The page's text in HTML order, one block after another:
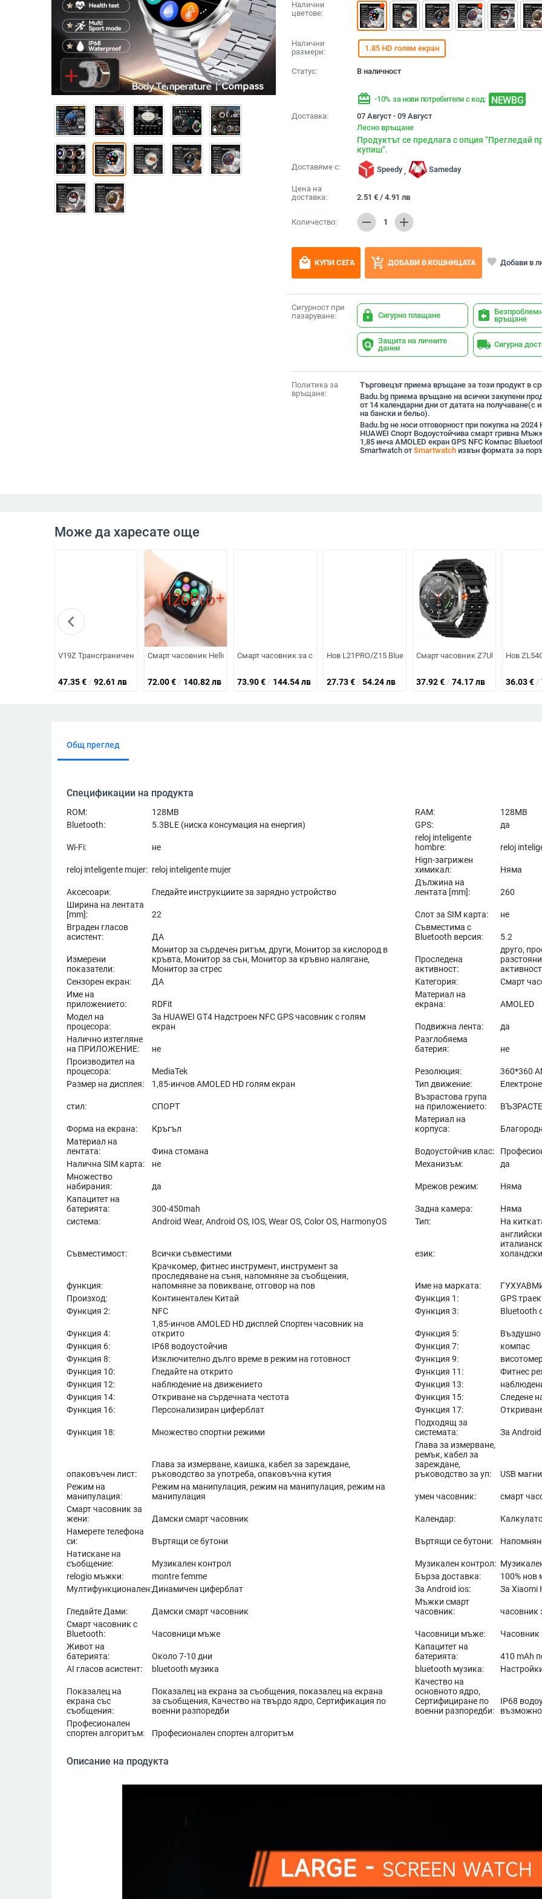
Налични
цветове:
Налични
размери:
1.85 HD голям екран
Статус: В наличност
redeem -10% за нови потребители с код: NEWBG
Доставка:
07 Август - 09 Август
Лесно връщане
Продуктът се предлага с опция "Прегледай
купиш".
Доставяме с: Speedy , Sameday
Цена на
доставка:
2.51 € / 4.91 лв
Количество: remove 1 add
local_mall КУПИ СЕГА add_shopping_cart ДОБАВИ В КОШНИЦАТА favorite Добави в
Сигурност при
пазаруване:
lock Сигурно плащане assignment_return връщане
policy Защита на личните
данни
local_shipping Сигурна
Политика за
връщане:
Търговецът приема връщане за този продукт в
Badu.bg приема връщане на всички закупени
от 14 календарни дни от датата на получаване(с
на бански и бельо).
Badu.bg не носи отговорност при покупка на 2024
HUAWEI Спорт Водоустойчива смарт гривна
1,85 инча AMOLED екран GPS NFC Компас
Smartwatch отSmartwatchизвън формата за
Може да харесате още
V19Z Трансграничен популярен спортен смарт часовник, отговарящ на повиквания, пулс, кръвно налягане, сън, снимане и
47.35€ / 92.61 лв
Смарт часовник Hello Plum H26Pro+ с AMOLED дисплей, алуминиев корпус, NFC функция, сензори за
72.00€ / 140.82 лв
Смарт часовник за спорт и здраве: мониторинг на сърдечния ритъм, брояч на
73.90€ / 144.54 лв
Нов L21PRO/Z15 Bluetooth смарт часовник 2.01 HD с
27.73€ / 54.24 лв
Смарт часовник Z7Ultra
37.92€ / 74.17 лв
Нов
36.03€ /
chevron_left
Общ преглед
Спецификации на продукта
ROM: 128MB RAM:
128MB
Bluetooth:
5.3BLE (ниска консумация на енергия) GPS: да
Wi-Fi: не
reloj inteligente
hombre:
reloj
reloj inteligente mujer: reloj inteligente mujer
Hign-загрижен
химикал:
Няма
Аксесоари: Гледайте инструкциите за зарядно устройство
Дължина на
лентата [mm]:
260
Ширина на лентата
[mm]:
22 Слот за SIM карта:
не
Вграден гласов
асистент:
ДА
Съвместима с
Bluetooth версия:
5.2
Измерени
показатели:
Монитор за сърдечен ритъм, други, Монитор за кислород в
кръвта, Монитор за сън, Монитор за кръвно налягане,
Монитор за стрес
Проследена
активност:
друго,
активност
Сензорен екран:
ДА Категория:
Смарт
Име на
приложението:
RDFit
Материал на
екрана:
AMOLED
Модел на
процесора:
За HUAWEI GT4 Надстроен NFC GPS часовник с голям
екран
Подвижна лента:
да
Налично изтегляне
на ПРИЛОЖЕНИЕ:
не
Разглобяема
батерия:
не
Производител на
процесора:
MediaTek Резолюция:
360*360
Размер на дисплея:
1,85-инчов AMOLED HD голям екран Тип движение:
стил: СПОРТ
Възрастова група
на приложението:
Форма на екрана: Кръгъл
Материал на
корпуса:
Материал на
лентата:
Фина стомана Водоустойчив клас:
Налична SIM карта:
не Механизъм:
да
Множество
набирания:
да Мрежов режим:
Няма
Капацитет на
батерията:
300-450mah Задна камера:
Няма
система:
Android Wear, Android OS, IOS, Wear OS, Color OS, HarmonyOS Тип: На
Съвместимост: Всички съвместими език:
функция:
Крачкомер, фитнес инструмент, инструмент за
проследяване на съня, напомняне за съобщения,
напомняне за повикване, отговор на пов
Име на марката:
Произход:
Континентален Китай Функция 1:
GPS
Функция 2:
NFC Функция 3: Bluetooth
Функция 4:
1,85-инчов AMOLED HD дисплей Спортен часовник на
открито
Функция 5:
Въздушно
Функция 6:
IP68 водоустойчив Функция 7:
компас
Функция 8:
Изключително дълго време в режим на готовност Функция 9:
Функция 10:
Гледайте на открито Функция 11:
Фитнес
Функция 12:
наблюдение на движението Функция 13:
Функция 14:
Откриване на сърдечната честота Функция 15:
Следене
Функция 16:
Персонализиран циферблат Функция 17:
Функция 18: Множество спортни режими
Подходящ за
системата:
За Android
опаковъчен лист:
Глава за измерване, каишка, кабел за зареждане,
ръководство за употреба, опаковъчна кутия
Глава за измерване,
ремък, кабел за
зареждане,
ръководство за уп:
USB
Режим на
манипулация:
Режим на манипулация, режим на манипулация, режим на
манипулация
умен часовник:
смарт
Смарт часовник за
жени:
Дамски смарт часовник Календар:
Намерете телефона
си:
Въртящи се бутони Въртящи се бутони:
Натискане на
съобщение:
Музикален контрол Музикален контрол:
relogio мъжки:
montre femme Бърза доставка:
100% нов
Мултифункционален:Динамичен циферблат За Android ios: За Xiaomi
Гледайте Дами: Дамски смарт часовник
Мъжки смарт
часовник:
часовник
Смарт часовник с
Bluetooth:
Часовници мъже Часовници мъже:
Живот на
батерията:
Около 7-10 дни
Капацитет на
батерията:
410 mAh
AI гласов асистент:
bluetooth музика bluetooth музика:
Показалец на
екрана със
съобщения:
Показалец на екрана за съобщения, показалец на екрана
за съобщения, Качество на твърдо ядро, Сертификация по
военни разпоредби
Качество на
основното ядро,
Сертифициране по
военни разпоредби:
IP68
Професионален
спортен алгоритъм:
Професионален спортен алгоритъм
Описание на продукта